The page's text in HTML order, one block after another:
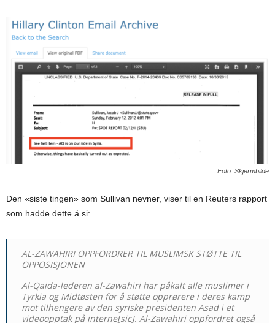
Foto: Skjermbilde
Den «siste tingen» som Sullivan nevner, viser til en Reuters rapport
som hadde dette å si:
AL-ZAWAHIRI OPPFORDRER TIL MUSLIMSK STØTTE TIL
OPPOSISJONEN
Al-Qaida-lederen al-Zawahiri har påkalt alle muslimer i
Tyrkia og Midtøsten for å støtte opprørere i deres kamp
mot tilhengere av den syriske presidenten Asad i et
videoopptak på interne[sic]. Al-Zawahiri oppfordret også